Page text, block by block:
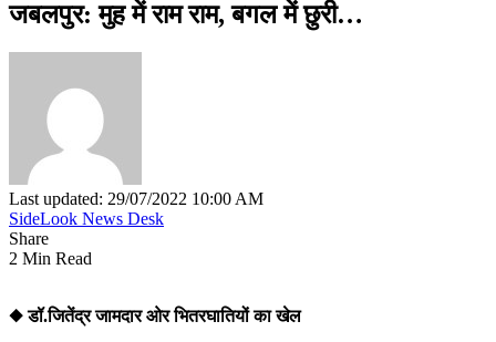
जबलपुर: मुह में राम राम, बगल में छुरी…
Last updated: 29/07/2022 10:00 AM
SideLook News Desk
Share
2 Min Read
◆ डॉ.जितेंद्र जामदार ओर भितरघातियों का खेल